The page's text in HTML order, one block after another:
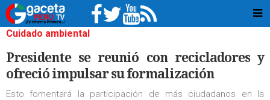
Cuidado ambiental
Presidente se reunió con recicladores y
ofreció impulsar su formalización
Esto fomentará la participación de más ciudadanos en la